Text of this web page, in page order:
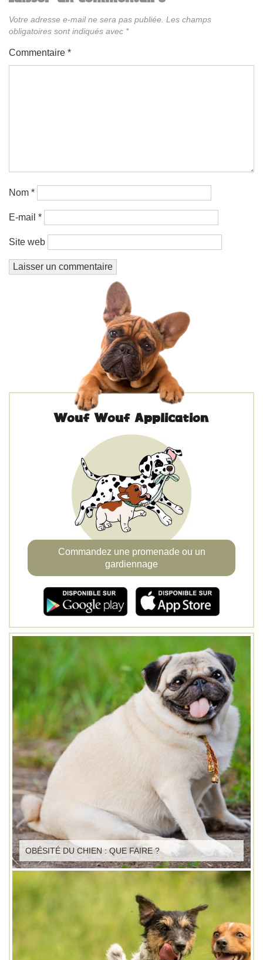
Votre adresse e-mail ne sera pas publiée. Les champs
obligatoires sont indiqués avec *
Commentaire *
Nom *
E-mail *
Site web
Wouf Wouf Application
Commandez une promenade ou un
gardiennage
OBÉSITÉ DU CHIEN : QUE FAIRE ?